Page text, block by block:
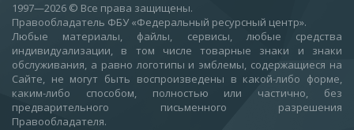
1997—2026 © Все права защищены.
Правообладатель ФБУ «Федеральный ресурсный центр».
Любые материалы, файлы, сервисы, любые средства
индивидуализации, в том числе товарные знаки и знаки
обслуживания, а равно логотипы и эмблемы, содержащиеся на
Сайте, не могут быть воспроизведены в какой-либо форме,
каким-либо способом, полностью или частично, без
предварительного письменного разрешения
Правообладателя.